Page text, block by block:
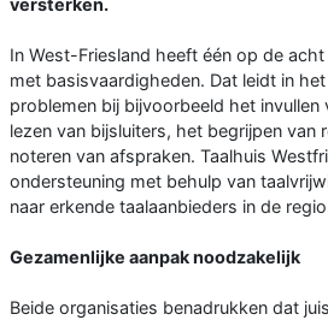
versterken.
In West-Friesland heeft één op de
met basisvaardigheden. Dat leidt in
problemen bij bijvoorbeeld het invullen
lezen van bijsluiters, het begrijpen van
noteren van afspraken. Taalhuis
ondersteuning met behulp van
naar erkende taalaanbieders in de
Gezamenlijke aanpak noodzakelijk
Beide organisaties benadrukken dat